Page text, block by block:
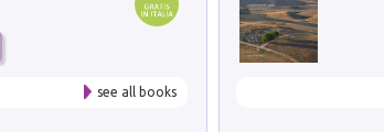
see all books